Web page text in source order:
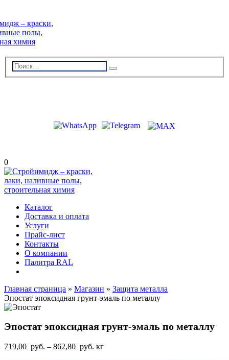
0
Каталог
Доставка и оплата
Услуги
Прайс-лист
Контакты
О компании
Палитра RAL
Главная страница » Магазин » Защита металла
Эпостат эпоксидная грунт-эмаль по металлу
Эпостат эпоксидная грунт-эмаль по металлу
719,00 руб. – 862,80 руб. Диапазон
кг